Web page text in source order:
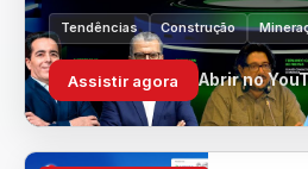
Tendências Construção
Assistir agora Abrir no